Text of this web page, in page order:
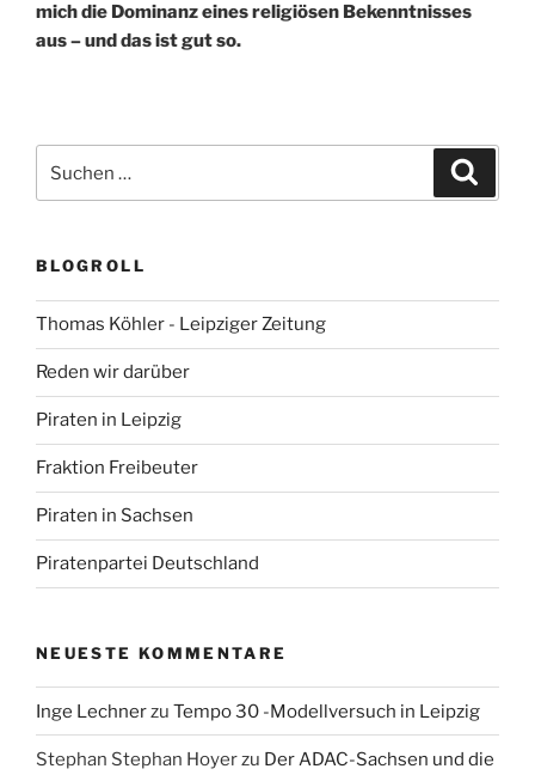
mich die Dominanz eines religiösen Bekenntnisses
aus – und das ist gut so.
nach:
BLOGROLL
Thomas Köhler - Leipziger Zeitung
Reden wir darüber
Piraten in Leipzig
Fraktion Freibeuter
Piraten in Sachsen
Piratenpartei Deutschland
NEUESTE KOMMENTARE
Inge Lechnerzu Tempo 30 -Modellversuch in Leipzig
Stephan Stephan Hoyerzu Der ADAC-Sachsen und die